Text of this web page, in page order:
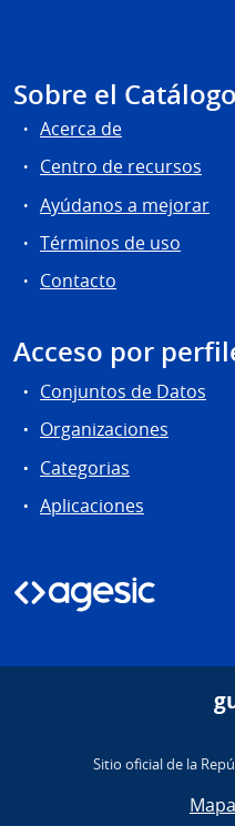
Sobre el Catálogo
Acerca de
Centro de recursos
Ayúdanos a mejorar
Términos de uso
Contacto
Acceso por
Conjuntos de Datos
Organizaciones
Categorias
Aplicaciones
Sitio oficial de la